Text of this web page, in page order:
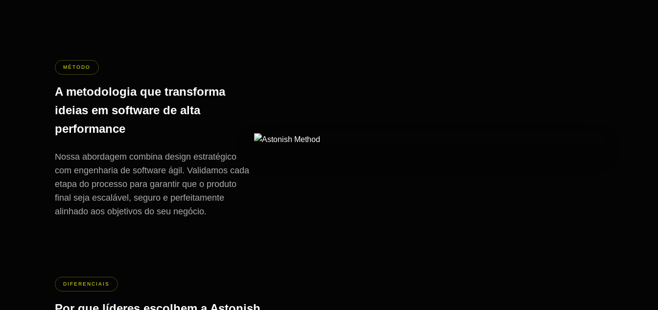
MÉTODO
A metodologia que transforma
ideias em software de alta
performance
Nossa abordagem combina design estratégico
com engenharia de software ágil. Validamos cada
etapa do processo para garantir que o produto
final seja escalável, seguro e perfeitamente
alinhado aos objetivos do seu negócio.
DIFERENCIAIS